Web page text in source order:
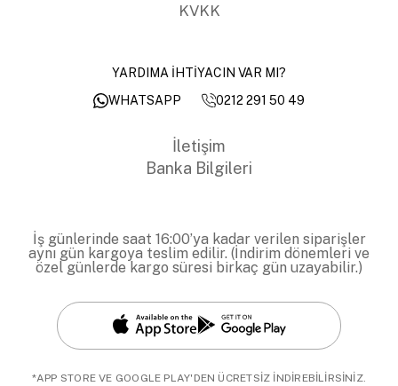
KVKK
YARDIMA İHTİYACIN VAR MI?
WHATSAPP
0212 291 50 49
İletişim
Banka Bilgileri
İş günlerinde saat 16:00’ya kadar verilen siparişler
aynı gün kargoya teslim edilir. (İndirim dönemleri ve
özel günlerde kargo süresi birkaç gün uzayabilir.)
*APP STORE VE GOOGLE PLAY'DEN ÜCRETSİZ İNDİREBİLİRSİNİZ.